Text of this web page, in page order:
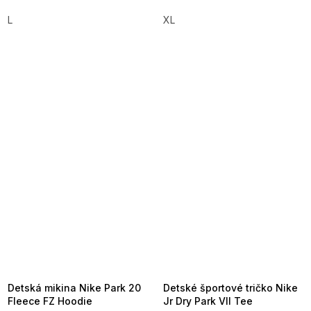
L XL
Detská mikina Nike Park 20
Fleece FZ Hoodie
Detské športové tričko Nike
Jr Dry Park VII Tee